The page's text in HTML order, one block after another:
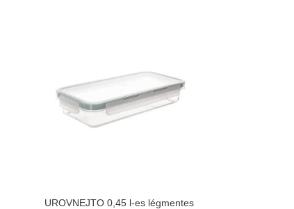
UROVNEJTO 0,45 l-es légmentes